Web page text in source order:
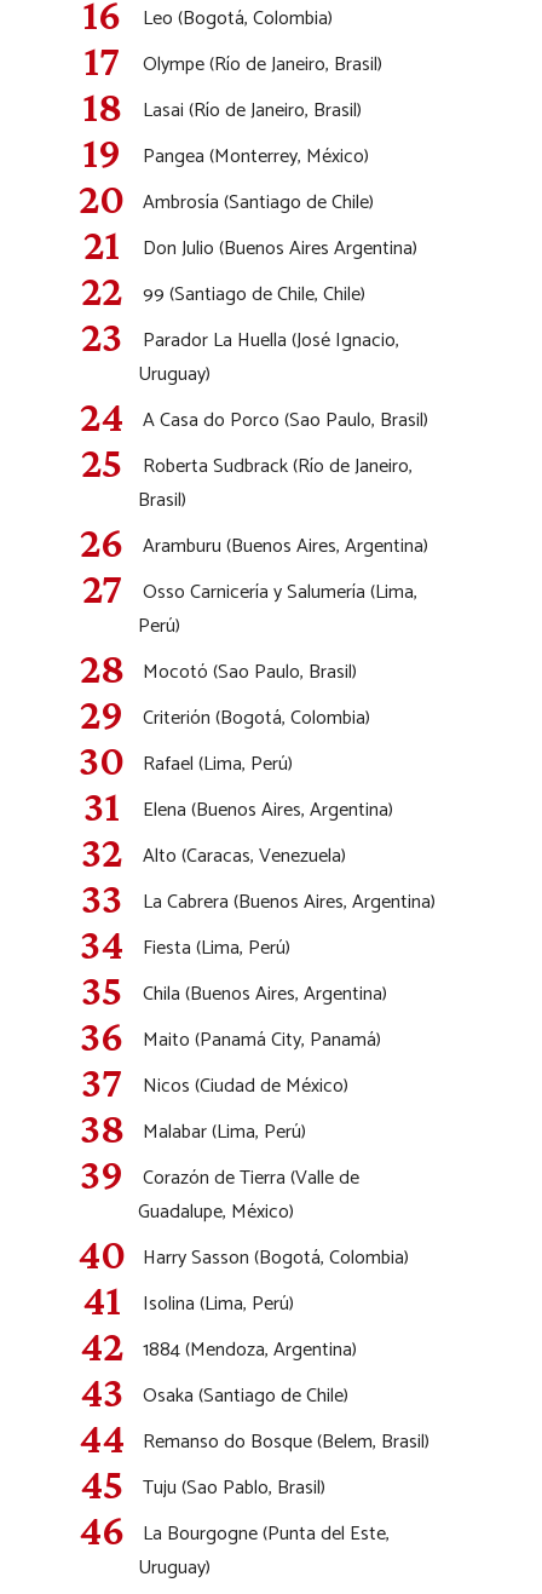
Leo (Bogotá, Colombia)
Olympe (Río de Janeiro, Brasil)
Lasai (Río de Janeiro, Brasil)
Pangea (Monterrey, México)
Ambrosía (Santiago de Chile)
Don Julio (Buenos Aires Argentina)
99 (Santiago de Chile, Chile)
Parador La Huella (José Ignacio,
Uruguay)
A Casa do Porco (Sao Paulo, Brasil)
Roberta Sudbrack (Río de Janeiro,
Brasil)
Aramburu (Buenos Aires, Argentina)
Osso Carnicería y Salumería (Lima,
Perú)
Mocotó (Sao Paulo, Brasil)
Criterión (Bogotá, Colombia)
Rafael (Lima, Perú)
Elena (Buenos Aires, Argentina)
Alto (Caracas, Venezuela)
La Cabrera (Buenos Aires, Argentina)
Fiesta (Lima, Perú)
Chila (Buenos Aires, Argentina)
Maito (Panamá City, Panamá)
Nicos (Ciudad de México)
Malabar (Lima, Perú)
Corazón de Tierra (Valle de
Guadalupe, México)
Harry Sasson (Bogotá, Colombia)
Isolina (Lima, Perú)
1884 (Mendoza, Argentina)
Osaka (Santiago de Chile)
Remanso do Bosque (Belem, Brasil)
Tuju (Sao Pablo, Brasil)
La Bourgogne (Punta del Este,
Uruguay)